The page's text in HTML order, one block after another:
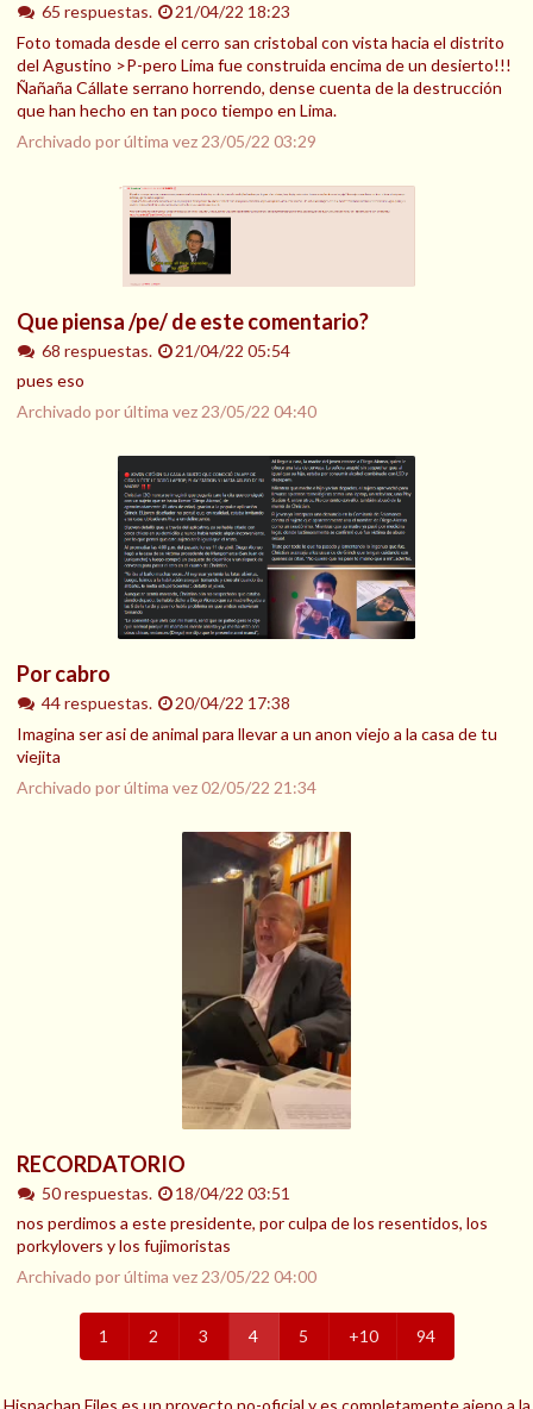
65 respuestas.
21/04/22 18:23
Foto tomada desde el cerro san cristobal con vista hacia el distrito
del Agustino >P-pero Lima fue construida encima de un desierto!!!
Ñañaña Cállate serrano horrendo, dense cuenta de la destrucción
que han hecho en tan poco tiempo en Lima.
Archivado por última vez 23/05/22 03:29
Que piensa /pe/ de este comentario?
68 respuestas.
21/04/22 05:54
pues eso
Archivado por última vez 23/05/22 04:40
Por cabro
44 respuestas.
20/04/22 17:38
Imagina ser asi de animal para llevar a un anon viejo a la casa de tu
viejita
Archivado por última vez02/05/22 21:34
RECORDATORIO
50 respuestas.
18/04/22 03:51
nos perdimos a este presidente, por culpa de los resentidos, los
porkylovers y los fujimoristas
Archivado por última vez 23/05/22 04:00
1 2 3 4 5 +10 94
Hispachan Files es un proyecto no-oficial y es completamente ajeno a la